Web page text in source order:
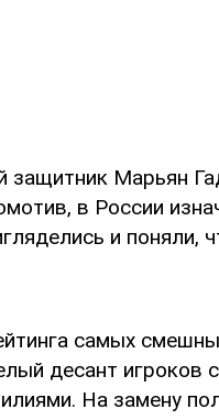
защитник Марьян
в России
и поняли,
самых
десант игроков
На замену